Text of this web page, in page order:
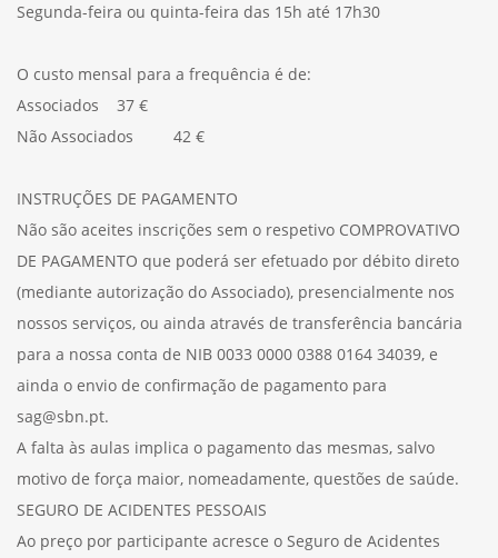
Segunda-feira ou quinta-feira das 15h até 17h30
O custo mensal para a frequência é de:
Associados 37 €
Não Associados 42 €
INSTRUÇÕES DE PAGAMENTO
Não são aceites inscrições sem o respetivo COMPROVATIVO
DE PAGAMENTO que poderá ser efetuado por débito direto
(mediante autorização do Associado), presencialmente nos
nossos serviços, ou ainda através de transferência bancária
para a nossa conta de NIB 0033 0000 0388 0164 34039, e
ainda o envio de confirmação de pagamento para
sag@sbn.pt.
A falta às aulas implica o pagamento das mesmas, salvo
motivo de força maior, nomeadamente, questões de saúde.
SEGURO DE ACIDENTES PESSOAIS
Ao preço por participante acresce o Seguro de Acidentes